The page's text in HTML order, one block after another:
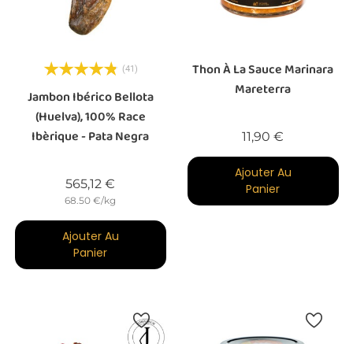
(41)
Jambon Ibérico Bellota
(Huelva), 100% Race
Ibèrique - Pata Negra
565,12 €
68.50 €/kg
Ajouter Au
Panier
Thon À La Sauce Marinara
Mareterra
11,90 €
Ajouter Au
Panier